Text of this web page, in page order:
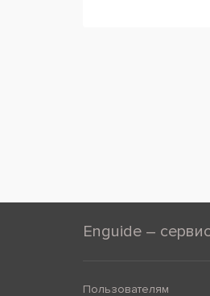
Enguide –
Пользователям